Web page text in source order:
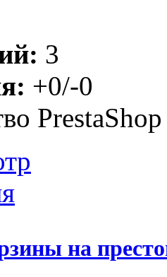
3
+0/-0
PrestaShop
на